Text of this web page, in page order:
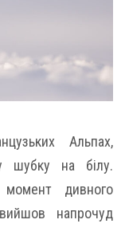
Альпах,
шубку на білу.
момент дивного
напрочуд